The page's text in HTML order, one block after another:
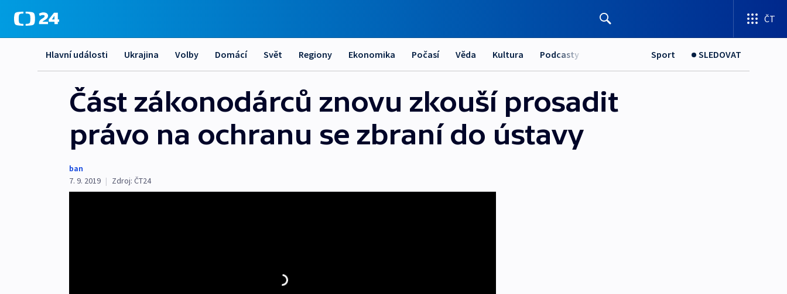
ČT
Hlavní události Ukrajina Volby Domácí Svět Regiony Ekonomika Počasí Věda Kultura Podcasty Sport SLEDOVAT
Část zákonodárců znovu zkouší prosadit
právo na ochranu se zbraní do ústavy
ban
7. 9. 2019 | Zdroj: ČT24